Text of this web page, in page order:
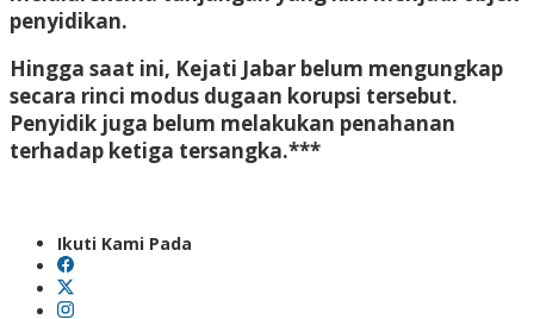
penyidikan.
Hingga saat ini, Kejati Jabar belum mengungkap
secara rinci modus dugaan korupsi tersebut.
Penyidik juga belum melakukan penahanan
terhadap ketiga tersangka.***
Ikuti Kami Pada